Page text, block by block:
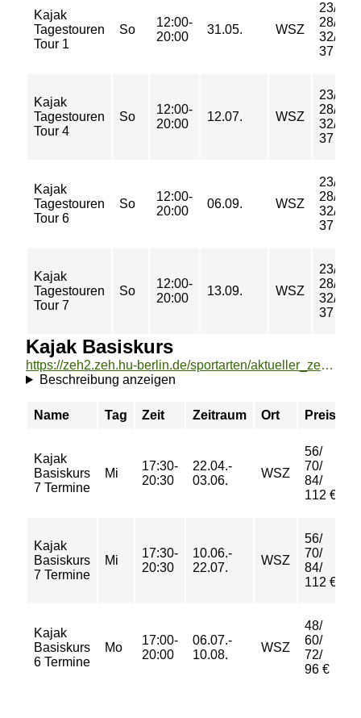
Kajak
Tagestouren
Tour 1
So
12:00-
20:00
31.05. WSZ
23/
28/
32/
37 €
Kajak
Tagestouren
Tour 4
So
12:00-
20:00
12.07. WSZ
23/
28/
32/
37 €
Kajak
Tagestouren
Tour 6
So
12:00-
20:00
06.09. WSZ
23/
28/
32/
37 €
Kajak
Tagestouren
Tour 7
So
12:00-
20:00
13.09. WSZ
23/
28/
32/
37 €
Kajak Basiskurs
https://zeh2.zeh.hu-berlin.de/sportarten/aktueller_zeitraum/_Kajak_Basiskurs.html
Beschreibung anzeigen
Name Tag Zeit Zeitraum Ort Preis
Kajak
Basiskurs
7 Termine
Mi
17:30-
20:30
22.04.-
03.06.
WSZ
56/
70/
84/
112 €
Kajak
Basiskurs
7 Termine
Mi
17:30-
20:30
10.06.-
22.07.
WSZ
56/
70/
84/
112 €
Kajak
Basiskurs
6 Termine
Mo
17:00-
20:00
06.07.-
10.08.
WSZ
48/
60/
72/
96 €